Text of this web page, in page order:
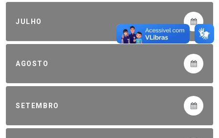
JULHO
AGOSTO
SETEMBRO